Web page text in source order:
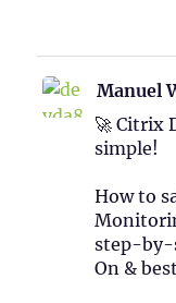
Manuel
🚀 Citrix
simple!
How to
step-by-
On &